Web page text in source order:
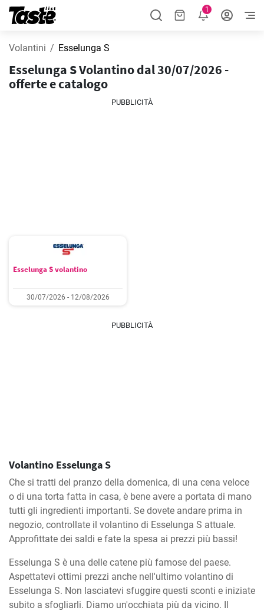
1
Volantini Esselunga S
Esselunga S Volantino dal 30/07/2026 -
offerte e catalogo
PUBBLICITÀ
Esselunga S volantino
30/07/2026 - 12/08/2026
PUBBLICITÀ
Volantino Esselunga S
Che si tratti del pranzo della domenica, di una cena veloce
o di una torta fatta in casa, è bene avere a portata di mano
tutti gli ingredienti importanti. Se dovete andare prima in
negozio, controllate il volantino di Esselunga S attuale.
Approfittate dei saldi e fate la spesa ai prezzi più bassi!
Esselunga S è una delle catene più famose del paese.
Aspettatevi ottimi prezzi anche nell'ultimo volantino di
Esselunga S. Non lasciatevi sfuggire questi sconti e iniziate
subito a sfogliarli. Diamo un'occhiata più da vicino. Il